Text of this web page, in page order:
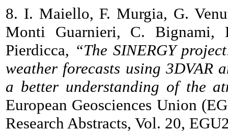
8. I. Maiello, F. Murgia, G.
Monti Guarnieri, C. Bignami,
Pierdicca, “The SINERGY
weather forecasts using 3DVAR
a better understanding of the
European Geosciences Union
Research Abstracts, Vol. 20,